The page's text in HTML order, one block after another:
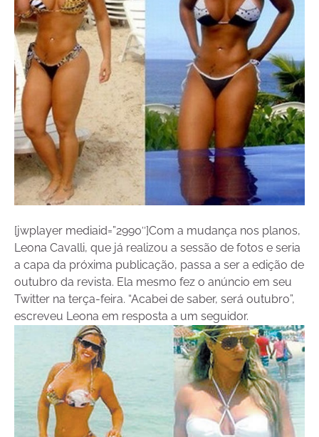
[jwplayer mediaid=”2990″]Com a mudança nos planos,
Leona Cavalli, que já realizou a sessão de fotos e seria
a capa da próxima publicação, passa a ser a edição de
outubro da revista. Ela mesmo fez o anúncio em seu
Twitter na terça-feira. “Acabei de saber, será outubro”,
escreveu Leona em resposta a um seguidor.